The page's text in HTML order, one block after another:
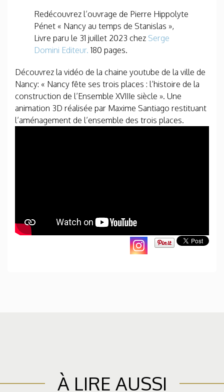
Redécouvrez l’ouvrage de Pierre Hippolyte
Pénet « Nancy au temps de Stanislas »,
Livre paru le 31 juillet 2023 chez Serge
Domini Editeur. 180 pages.
Découvrez la vidéo de la chaine youtube de la ville de
Nancy: « Nancy fête ses trois places : l’histoire de la
construction de l’Ensemble XVIIIe siècle ». Une
animation 3D réalisée par Maxime Santiago restituant
l’aménagement de l’ensemble des trois places.
À LIRE AUSSI